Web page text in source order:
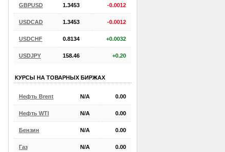
GBPUSD 1.3453 -0.0012
USDCAD 1.3453 -0.0012
USDCHF 0.8134 +0.0032
USDJPY 158.46 +0.20
КУРСЫ НА ТОВАРНЫХ БИРЖАХ
Нефть Brent N/A 0.00
Нефть WTI N/A 0.00
Бензин N/A 0.00
Газ N/A 0.00